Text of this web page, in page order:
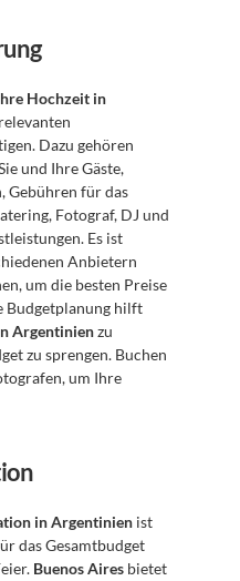
Hochzeit in
Dazu gehören
und Ihre Gäste,
Gebühren für das
Fotograf, DJ und
Es ist
Anbietern
um die besten Preise
Budgetplanung hilft
Argentinien zu
zu sprengen. Buchen
um Ihre
in Argentinien ist
das Gesamtbudget
Buenos Aires bietet